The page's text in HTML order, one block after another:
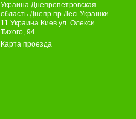
Украина Днепропетровская
область Днепр пр.Лесі Українки
11 Украина Киев ул. Олекси
Тихого, 94
Карта проезда